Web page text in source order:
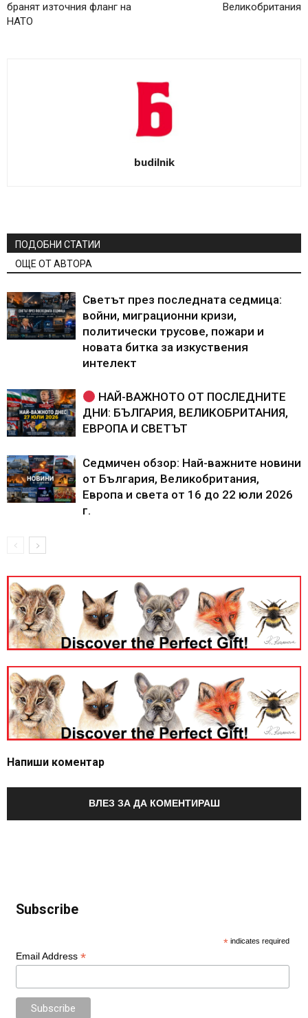
бранят източния фланг на
НАТО
Великобритания
budilnik
ПОДОБНИ СТАТИИ
ОЩЕ ОТ АВТОРА
Светът през последната седмица:
войни, миграционни кризи,
политически трусове, пожари и
новата битка за изкуствения
интелект
НАЙ-ВАЖНОТО ОТ ПОСЛЕДНИТЕ
ДНИ: БЪЛГАРИЯ, ВЕЛИКОБРИТАНИЯ,
ЕВРОПА И СВЕТЪТ
Седмичен обзор: Най-важните новини
от България, Великобритания,
Европа и света от 16 до 22 юли 2026
г.
Напиши коментар
ВЛЕЗ ЗА ДА КОМЕНТИРАШ
Subscribe
* indicates required
Email Address *